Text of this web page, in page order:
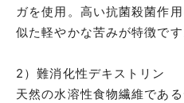
ガを使用。高い抗菌殺菌作
似た軽やかな苦みが特徴です
2）難消化性デキストリン
天然の水溶性食物繊維であ